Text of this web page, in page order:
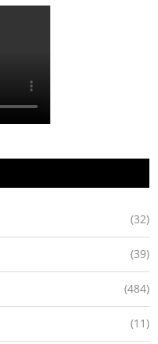
(32)
(39)
(484)
(11)